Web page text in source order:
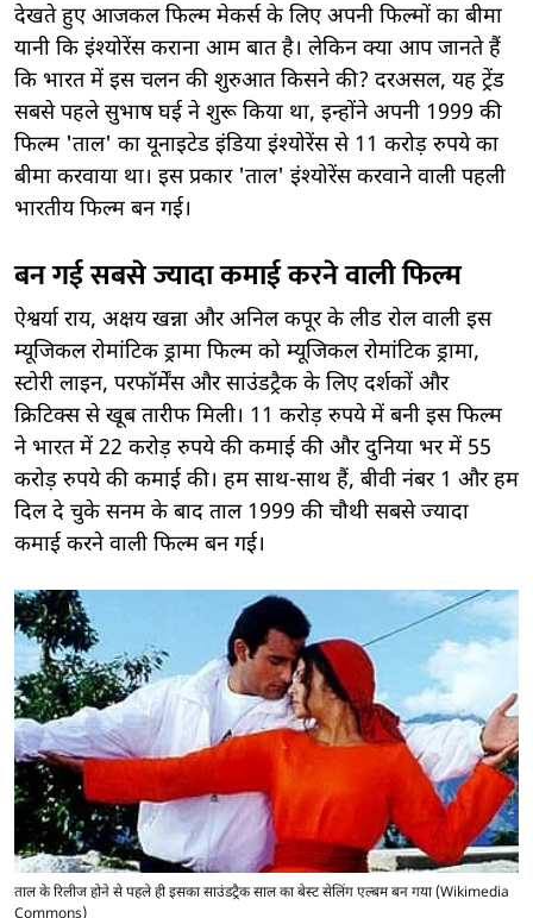
देखते हुए आजकल फिल्म मेकर्स के लिए अपनी फिल्मों का बीमा
यानी कि इंश्योरेंस कराना आम बात है। लेकिन क्या आप जानते हैं
कि भारत में इस चलन की शुरुआत किसने की? दरअसल, यह ट्रेंड
सबसे पहले सुभाष घई ने शुरू किया था, इन्होंने अपनी 1999 की
फिल्म 'ताल' का यूनाइटेड इंडिया इंश्योरेंस से 11 करोड़ रुपये का
बीमा करवाया था। इस प्रकार 'ताल' इंश्योरेंस करवाने वाली पहली
भारतीय फिल्म बन गई।
बन गई सबसे ज्यादा कमाई करने वाली फिल्म
ऐश्वर्या राय, अक्षय खन्ना और अनिल कपूर के लीड रोल वाली इस
म्यूजिकल रोमांटिक ड्रामा फिल्म को म्यूजिकल रोमांटिक ड्रामा,
स्टोरी लाइन, परफॉर्मेंस और साउंडट्रैक के लिए दर्शकों और
क्रिटिक्स से खूब तारीफ मिली। 11 करोड़ रुपये में बनी इस फिल्म
ने भारत में 22 करोड़ रुपये की कमाई की और दुनिया भर में 55
करोड़ रुपये की कमाई की। हम साथ-साथ हैं, बीवी नंबर 1 और हम
दिल दे चुके सनम के बाद ताल 1999 की चौथी सबसे ज्यादा
कमाई करने वाली फिल्म बन गई।
ताल के रिलीज होने से पहले ही इसका साउंडट्रैक साल का बेस्ट सेलिंग एल्बम बन गया (Wikimedia